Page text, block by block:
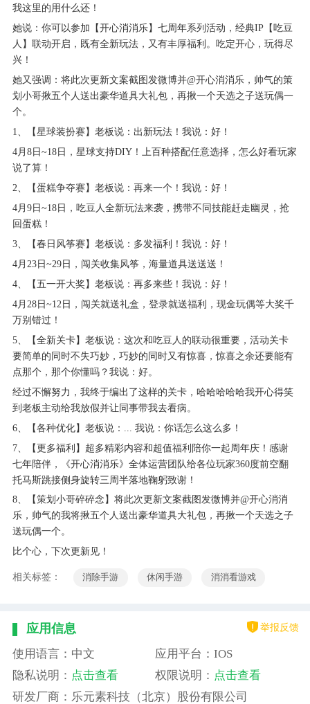
我这里的用什么还！
她说：你可以参加【开心消消乐】七周年系列活动，经典IP【吃豆
人】联动开启，既有全新玩法，又有丰厚福利。吃定开心，玩得尽
兴！
她又强调：将此次更新文案截图发微博并@开心消消乐，帅气的策
划小哥揪五个人送出豪华道具大礼包，再揪一个天选之子送玩偶一
个。
1、【星球装扮赛】老板说：出新玩法！我说：好！
4月8日~18日，星球支持DIY！上百种搭配任意选择，怎么好看玩家
说了算！
2、【蛋糕争夺赛】老板说：再来一个！我说：好！
4月9日~18日，吃豆人全新玩法来袭，携带不同技能赶走幽灵，抢
回蛋糕！
3、【春日风筝赛】老板说：多发福利！我说：好！
4月23日~29日，闯关收集风筝，海量道具送送送！
4、【五一开大奖】老板说：再多来些！我说：好！
4月28日~12日，闯关就送礼盒，登录就送福利，现金玩偶等大奖千
万别错过！
5、【全新关卡】老板说：这次和吃豆人的联动很重要，活动关卡
要简单的同时不失巧妙，巧妙的同时又有惊喜，惊喜之余还要能有
点那个，那个你懂吗？我说：好。
经过不懈努力，我终于编出了这样的关卡，哈哈哈哈哈我开心得笑
到老板主动给我放假并让同事带我去看病。
6、【各种优化】老板说：... 我说：你话怎么这么多！
7、【更多福利】超多精彩内容和超值福利陪你一起周年庆！感谢
七年陪伴，《开心消消乐》全体运营团队给各位玩家360度前空翻
托马斯跳接侧身旋转三周半落地鞠躬致谢！
8、【策划小哥碎碎念】将此次更新文案截图发微博并@开心消消
乐，帅气的我将揪五个人送出豪华道具大礼包，再揪一个天选之子
送玩偶一个。
比个心，下次更新见！
相关标签： 消除手游 休闲手游 消消看游戏
应用信息 举报反馈
使用语言：中文
应用平台：IOS
隐私说明： 点击查看 权限说明： 点击查看
研发厂商：乐元素科技（北京）股份有限公司